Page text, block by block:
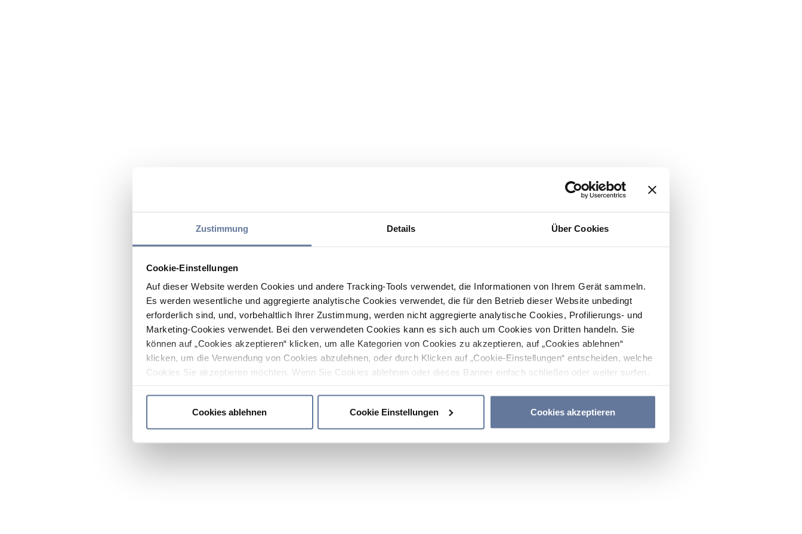
Zustimmung Details Über Cookies
Cookie-Einstellungen
Auf dieser Website werden Cookies und andere Tracking-Tools verwendet, die Informationen von Ihrem Gerät sammeln.
Es werden wesentliche und aggregierte analytische Cookies verwendet, die für den Betrieb dieser Website unbedingt
erforderlich sind, und, vorbehaltlich Ihrer Zustimmung, werden nicht aggregierte analytische Cookies, Profilierungs- und
Marketing-Cookies verwendet. Bei den verwendeten Cookies kann es sich auch um Cookies von Dritten handeln. Sie
können auf „Cookies akzeptieren“ klicken, um alle Kategorien von Cookies zu akzeptieren, auf „Cookies ablehnen“
klicken, um die Verwendung von Cookies abzulehnen, oder durch Klicken auf „Cookie-Einstellungen“ entscheiden, welche
Cookies Sie akzeptieren möchten. Wenn Sie Cookies ablehnen oder dieses Banner einfach schließen oder weiter surfen,
Cookies ablehnen
Cookie Einstellungen Cookies akzeptieren